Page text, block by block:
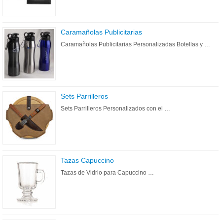
Caramañolas Publicitarias
Caramañolas Publicitarias Personalizadas Botellas y …
Sets Parrilleros
Sets Parrilleros Personalizados con el …
Tazas Capuccino
Tazas de Vidrio para Capuccino …